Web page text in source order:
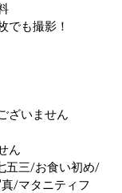
でも撮影！
ざいません
ん
五三/お食い初め/
/マタニティフ